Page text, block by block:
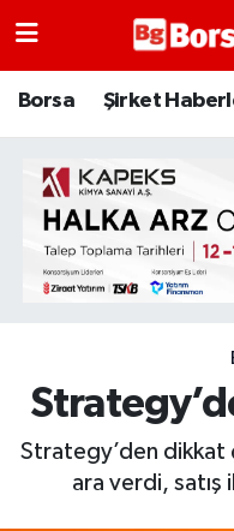
Borsa Şirket
Strategy’den dikkat
ara verdi, satış
Borsa
Emtia
Galeri
Bitcoin
Şirket Haberleri